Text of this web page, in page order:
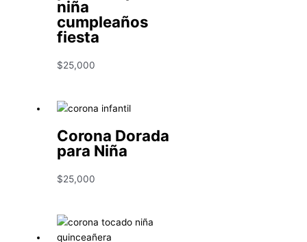
niña
cumpleaños
fiesta
$25,000
Corona Dorada
para Niña
$25,000